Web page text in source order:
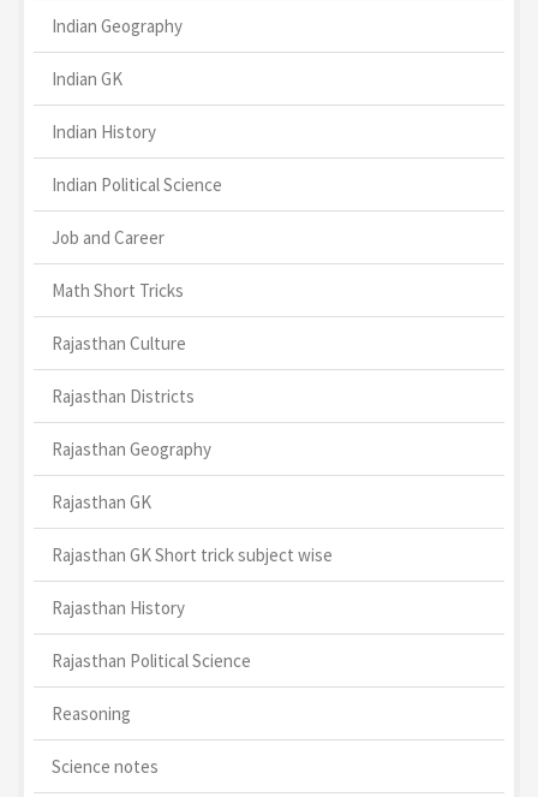
Indian Geography
Indian GK
Indian History
Indian Political Science
Job and Career
Math Short Tricks
Rajasthan Culture
Rajasthan Districts
Rajasthan Geography
Rajasthan GK
Rajasthan GK Short trick subject wise
Rajasthan History
Rajasthan Political Science
Reasoning
Science notes